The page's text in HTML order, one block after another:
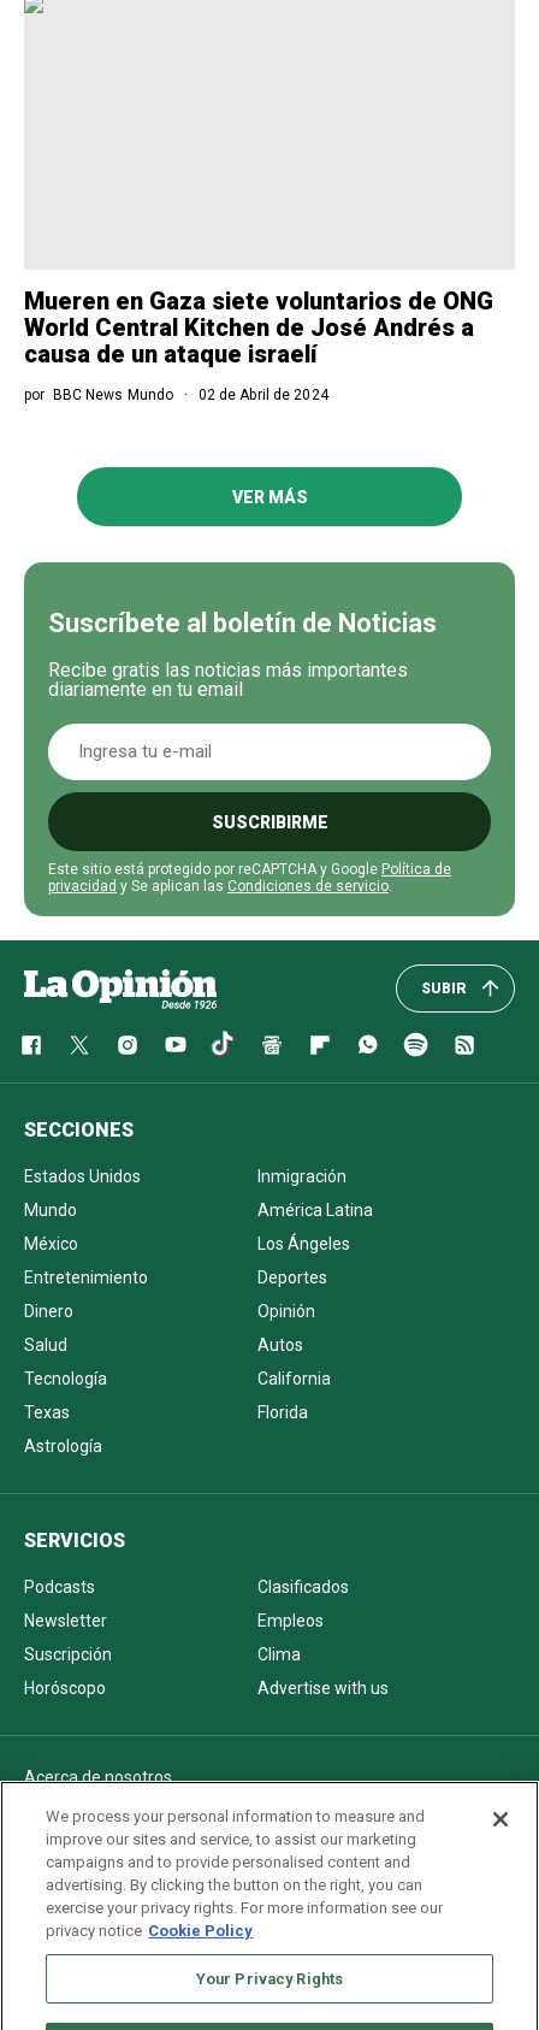
Mueren en Gaza siete voluntarios de ONG
World Central Kitchen de José Andrés a
causa de un ataque israelí
por BBC News Mundo 02 de Abril de 2024
VER MÁS
Suscríbete al boletín de Noticias
Recibe gratis las noticias más importantes
diariamente en tu email
SUSCRIBIRME
Este sitio está protegido por reCAPTCHA y Google Política de
privacidad y Se aplican las Condiciones de servicio.
SUBIR
SECCIONES
Estados Unidos
Inmigración
Mundo
América Latina
México
Los Ángeles
Entretenimiento
Deportes
Dinero
Opinión
Salud
Autos
Tecnología
California
Texas
Florida
Astrología
SERVICIOS
Podcasts
Clasificados
Newsletter
Empleos
Suscripción
Clima
Horóscopo
Advertise with us
Acerca de nosotros
Politica de privacidad
Pautas Editoriales
AdChoices
Advertise with us
Newsletters
We process your personal information to measure and
improve our sites and service, to assist our marketing
campaigns and to provide personalised content and
advertising. By clicking the button on the right, you can
exercise your privacy rights. For more information see our
privacy notice Cookie Policy
Your Privacy Rights